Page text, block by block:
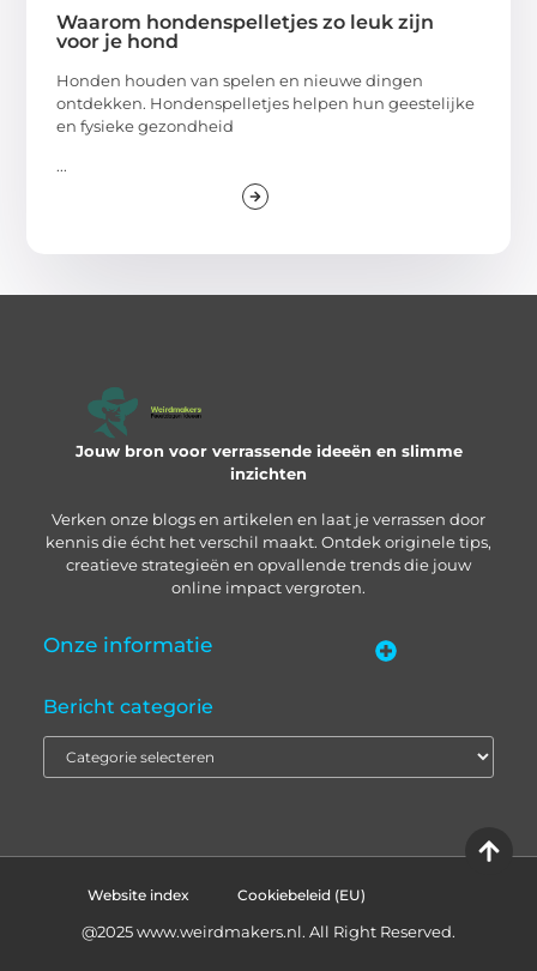
Waarom hondenspelletjes zo leuk zijn
voor je hond
Honden houden van spelen en nieuwe dingen
ontdekken. Hondenspelletjes helpen hun geestelijke
en fysieke gezondheid
...
Jouw bron voor verrassende ideeën en slimme
inzichten
Verken onze blogs en artikelen en laat je verrassen door
kennis die écht het verschil maakt. Ontdek originele tips,
creatieve strategieën en opvallende trends die jouw
online impact vergroten.
Onze informatie
Bericht categorie
Website index Cookiebeleid (EU)
@2025 www.weirdmakers.nl. All Right Reserved.